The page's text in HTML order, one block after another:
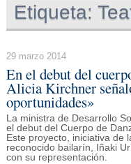
Etiqueta:
29 marzo 2014
En el debut del
Alicia Kirchner
oportunidades»
La ministra de Desarrollo
el debut del Cuerpo de
Este proyecto, iniciativa de
reconocido bailarín, Iñaki
con su representación.